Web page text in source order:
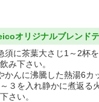
オリジナルブレンド
須に茶葉大さじ1～2杯
み下さい。
かんに沸騰した熱湯6カ
～３を入れ静かに煮返る
さい。